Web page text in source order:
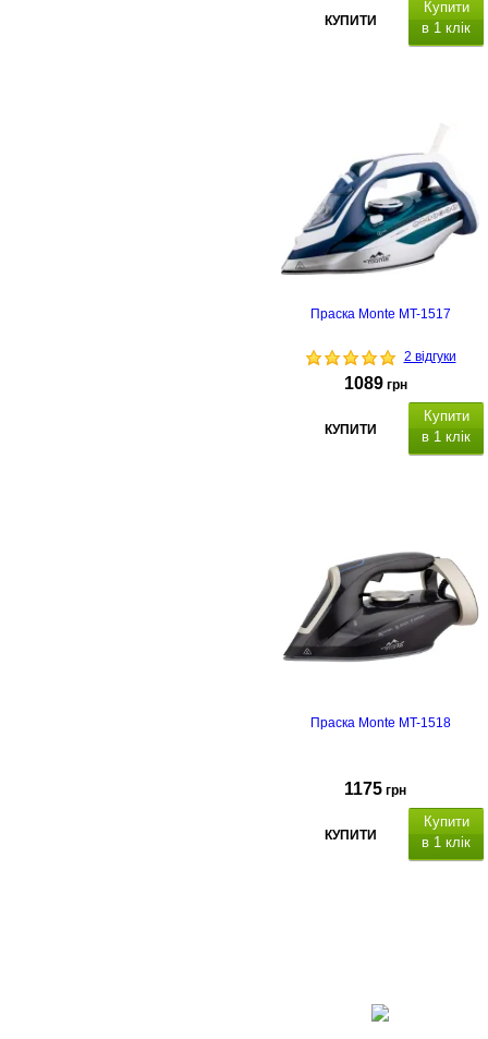
КУПИТИ
Купити
в 1 клік
Праска Monte MT-1517
2 відгуки
1089 грн
КУПИТИ
Купити
в 1 клік
Праска Monte MT-1518
1175 грн
КУПИТИ
Купити
в 1 клік